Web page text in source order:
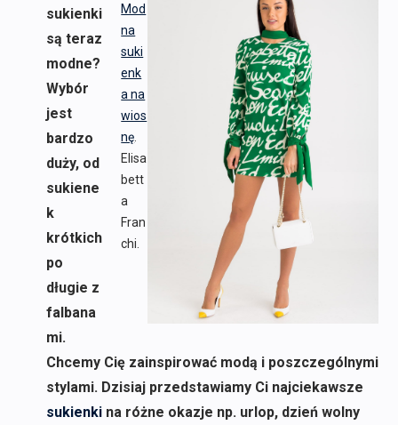
Mod
na
suki
enk
a na
wios
nę
Elisa
bett
a
Fran
chi.
sukienki
są teraz
modne?
Wybór
jest
bardzo
duży, od
sukiene
k
krótkich
po
długie z
falbana
mi.
Chcemy Cię zainspirować modą i poszczególnymi
stylami. Dzisiaj przedstawiamy Ci najciekawsze
sukienkina różne okazje np. urlop, dzień wolny